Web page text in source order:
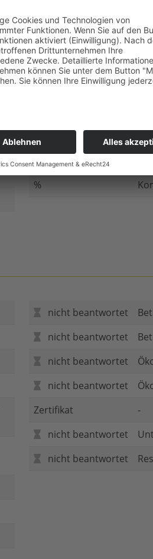
nicht beantwortet
nicht beantwortet
nicht beantwortet
%
nicht beantwortet
nicht beantwortet
nicht beantwortet
nicht beantwortet
Zertifikat
-
nicht beantwortet
nicht beantwortet